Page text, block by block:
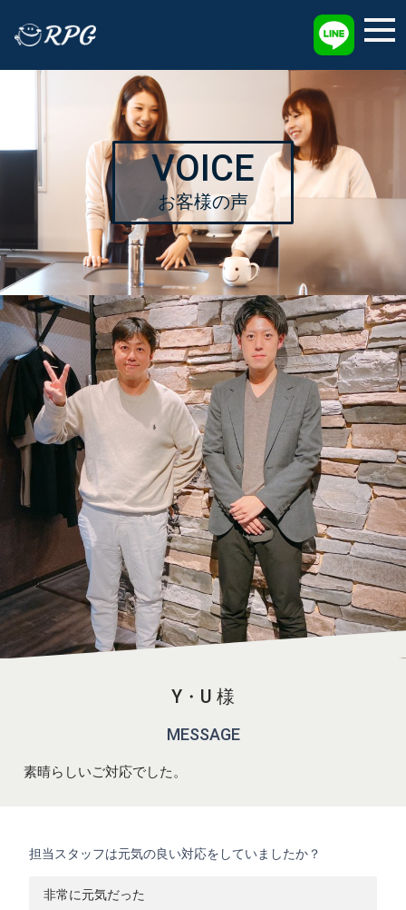
VOICE
お客様の声
Y・U 様
MESSAGE
素晴らしいご対応でした。
担当スタッフは元気の良い対応をしていましたか？
非常に元気だった